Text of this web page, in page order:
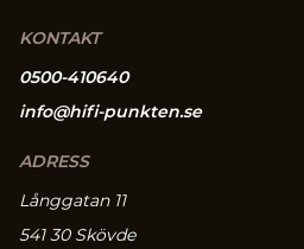
KONTAKT
0500-410640
info@hifi-punkten.se
ADRESS
Långgatan 11
541 30 Skövde